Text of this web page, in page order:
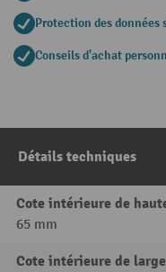
Protection des données
Conseils d'achat
Détails techniques
Cote intérieure de
65 mm
Cote intérieure de